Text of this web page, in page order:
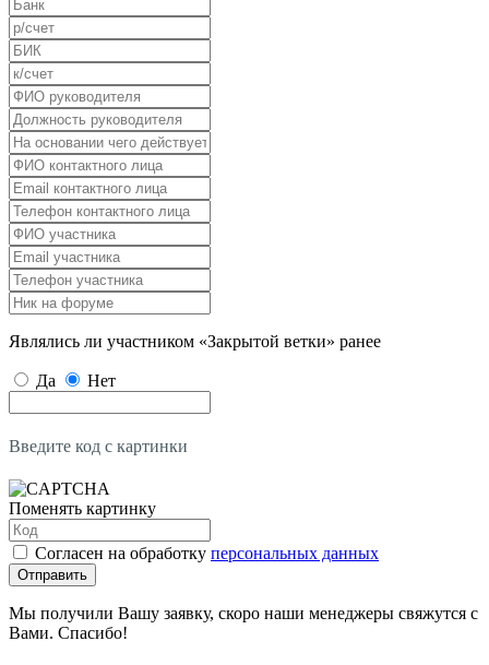
Являлись ли участником «Закрытой ветки» ранее
Да Нет
Введите код с картинки
Поменять картинку
Согласен на обработку персональных данных
Отправить
Мы получили Вашу заявку, скоро наши менеджеры свяжутся с
Вами. Спасибо!